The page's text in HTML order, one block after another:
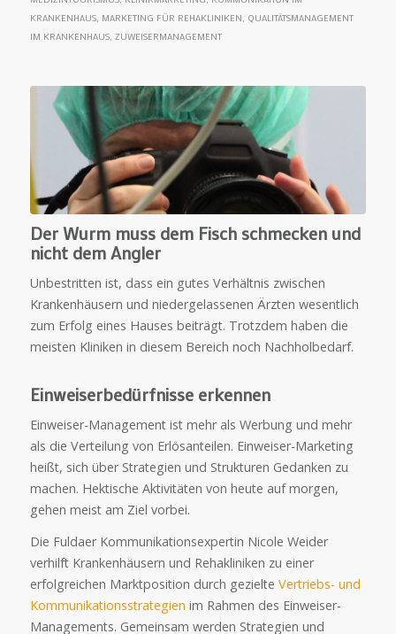
KRANKENHAUS, MARKETING FÜR REHAKLINIKEN, QUALITÄTSMANAGEMENT
IM KRANKENHAUS, ZUWEISERMANAGEMENT
Der Wurm muss dem Fisch schmecken und
nicht dem Angler
Unbestritten ist, dass ein gutes Verhältnis zwischen
Krankenhäusern und niedergelassenen Ärzten wesentlich
zum Erfolg eines Hauses beiträgt. Trotzdem haben die
meisten Kliniken in diesem Bereich noch Nachholbedarf.
Einweiserbedürfnisse erkennen
Einweiser-Management ist mehr als Werbung und mehr
als die Verteilung von Erlösanteilen. Einweiser-Marketing
heißt, sich über Strategien und Strukturen Gedanken zu
machen. Hektische Aktivitäten von heute auf morgen,
gehen meist am Ziel vorbei.
Die Fuldaer Kommunikationsexpertin Nicole Weider
verhilft Krankenhäusern und Rehakliniken zu einer
erfolgreichen Marktposition durch gezielte Vertriebs- und
Kommunikationsstrategien im Rahmen des Einweiser-
Managements. Gemeinsam werden Strategien und